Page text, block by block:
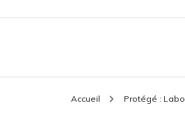
Accueil Protégé :